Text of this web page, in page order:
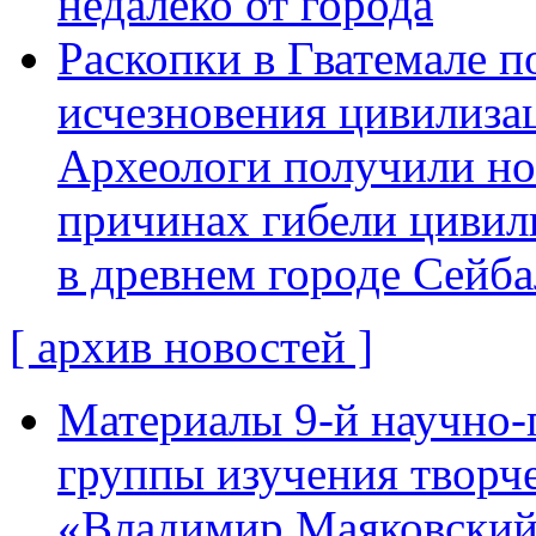
Раскопки в Гватемале
исчезновения
Археологи получили
причинах гибели
в древнем городе
[ архив новостей ]
Материалы 9-й научно-
группы изучения